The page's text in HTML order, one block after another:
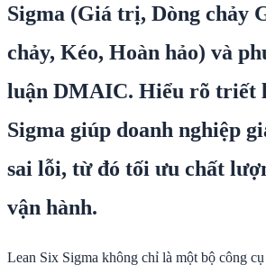
Sigma (Giá trị, Dòng chảy
chảy, Kéo, Hoàn hảo) và
luận DMAIC. Hiểu rõ triết
Sigma giúp doanh nghiệp
sai lỗi, từ đó tối ưu chất
vận hành.
Lean Six Sigma không chỉ là một bộ công